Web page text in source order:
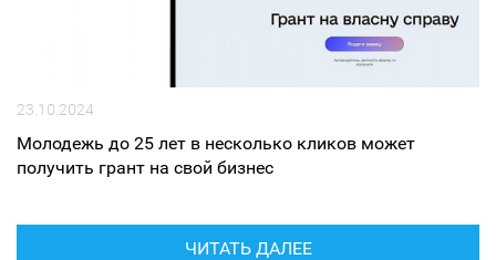
23.10.2024
Молодежь до 25 лет в несколько кликов может
получить грант на свой бизнес
ЧИТАТЬ ДАЛЕЕ